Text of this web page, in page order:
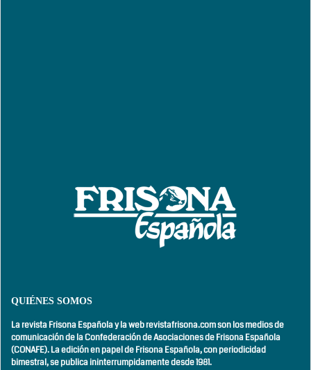
QUIÉNES SOMOS
La revista Frisona Española y la web revistafrisona.com son los medios de
comunicación de la Confederación de Asociaciones de Frisona Española
(CONAFE). La edición en papel de Frisona Española, conperiodicidad
bimestral,se publica ininterrumpidamente desde 1981.